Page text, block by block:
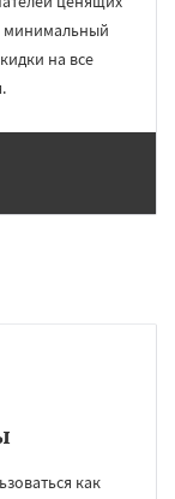
минимальный
на все
как